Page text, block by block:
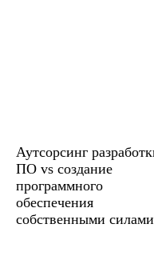
Аутсорсинг
ПО vs создание
программного
обеспечения
собственными силами